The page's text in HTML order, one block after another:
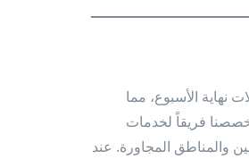
نهاية الأسبوع، مما
خصصنا فريقاً لخدمات
والمناطق المجاورة. عند